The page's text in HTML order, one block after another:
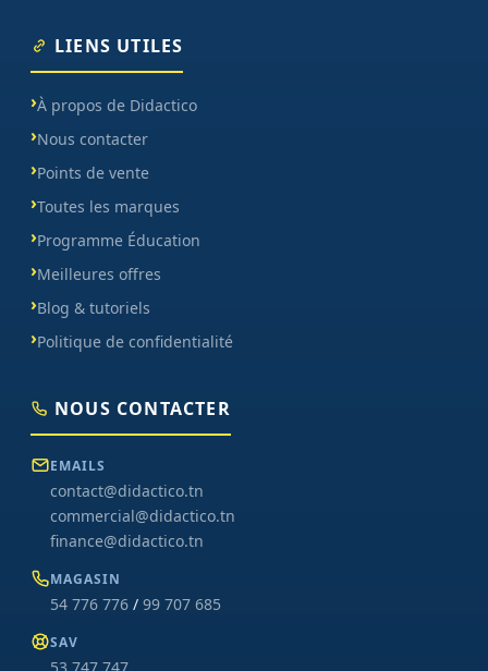
LIENS UTILES
À propos de Didactico
Nous contacter
Points de vente
Toutes les marques
Programme Éducation
Meilleures offres
Blog & tutoriels
Politique de confidentialité
NOUS CONTACTER
EMAILS
contact@didactico.tn
commercial@didactico.tn
finance@didactico.tn
MAGASIN
54 776 776 / 99 707 685
SAV